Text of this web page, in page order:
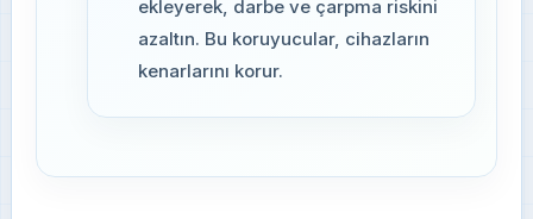
ekleyerek, darbe ve çarpma riskini
azaltın. Bu koruyucular, cihazların
kenarlarını korur.